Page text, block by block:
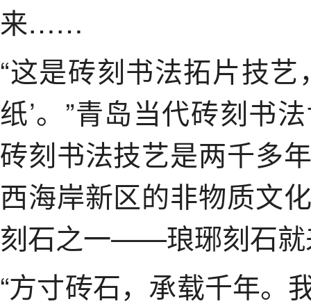
来……
“这是砖刻书法拓片技
纸’。”青岛当代砖刻书
砖刻书法技艺是两千多
西海岸新区的非物质文
刻石之一——琅琊刻石就
“方寸砖石，承载千年。